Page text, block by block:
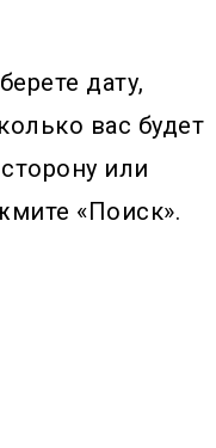
дату,
вас будет
или
«Поиск».